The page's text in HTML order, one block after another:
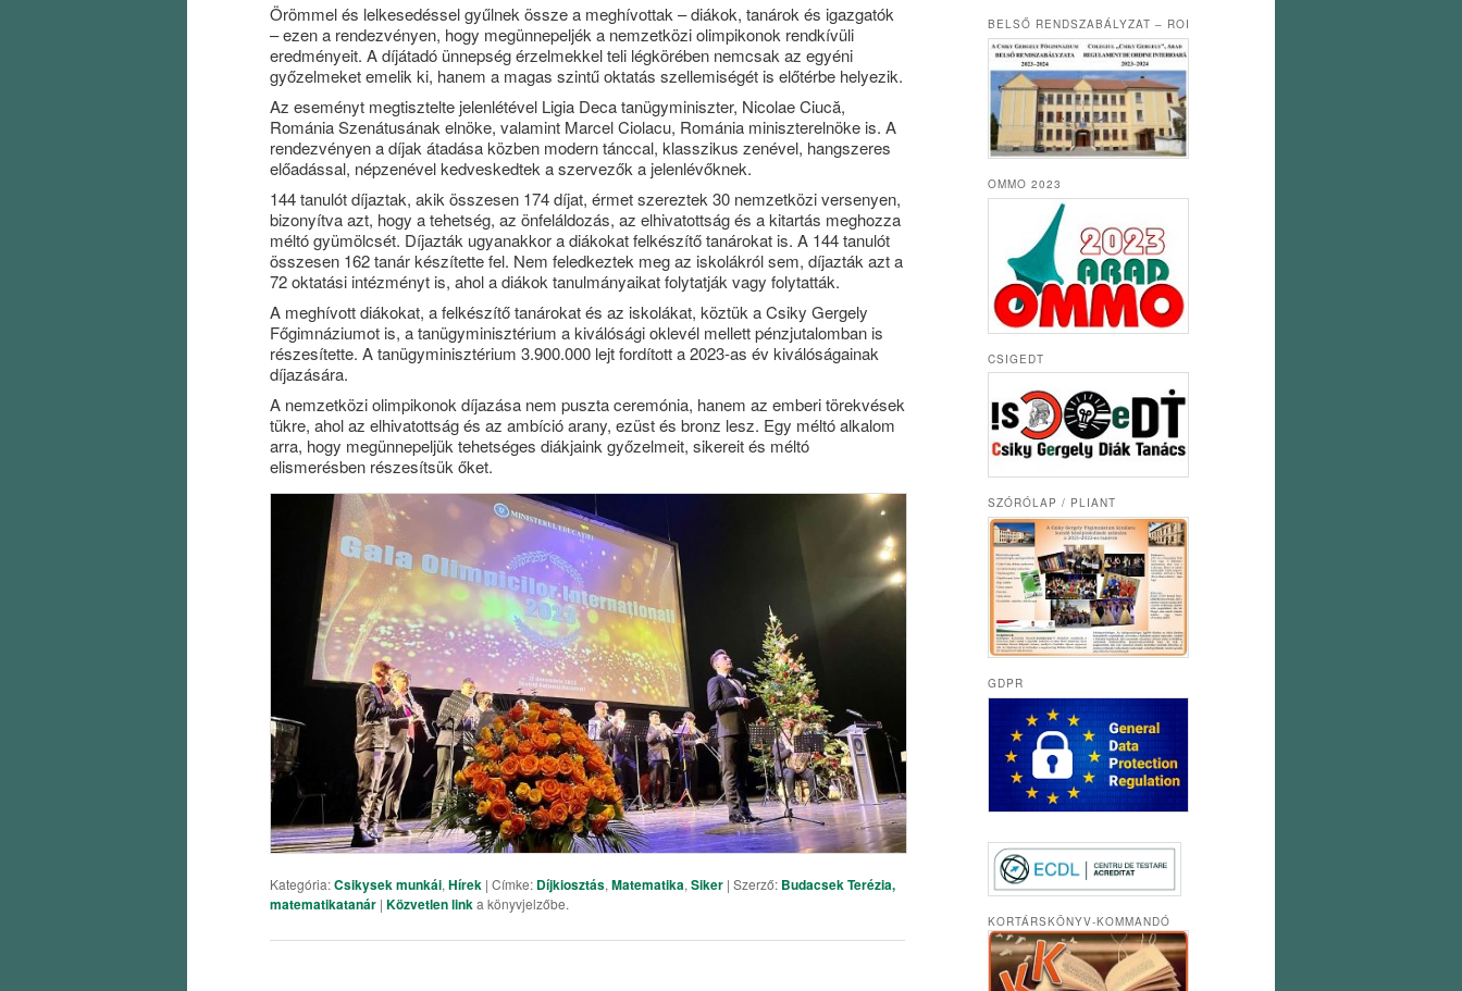
Örömmel és lelkesedéssel gyűlnek össze a meghívottak – diákok, tanárok és igazgatók
– ezen a rendezvényen, hogy megünnepeljék a nemzetközi olimpikonok rendkívüli
eredményeit. A díjátadó ünnepség érzelmekkel teli légkörében nemcsak az egyéni
győzelmeket emelik ki, hanem a magas szintű oktatás szellemiségét is előtérbe helyezik.
Az eseményt megtisztelte jelenlétével Ligia Deca tanügyminiszter, Nicolae Ciucă,
Románia Szenátusának elnöke, valamint Marcel Ciolacu, Románia miniszterelnöke is. A
rendezvényen a díjak átadása közben modern tánccal, klasszikus zenével, hangszeres
előadással, népzenével kedveskedtek a szervezők a jelenlévőknek.
144 tanulót díjaztak, akik összesen 174 díjat, érmet szereztek 30 nemzetközi versenyen,
bizonyítva azt, hogy a tehetség, az önfeláldozás, az elhivatottság és a kitartás meghozza
méltó gyümölcsét. Díjazták ugyanakkor a diákokat felkészítő tanárokat is. A 144 tanulót
összesen 162 tanár készítette fel. Nem feledkeztek meg az iskolákról sem, díjazták azt a
72 oktatási intézményt is, ahol a diákok tanulmányaikat folytatják vagy folytatták.
A meghívott diákokat, a felkészítő tanárokat és az iskolákat, köztük a Csiky Gergely
Főgimnáziumot is, a tanügyminisztérium a kiválósági oklevél mellett pénzjutalomban is
részesítette. A tanügyminisztérium 3.900.000 lejt fordított a 2023-as év kiválóságainak
díjazására.
A nemzetközi olimpikonok díjazása nem puszta ceremónia, hanem az emberi törekvések
tükre, ahol az elhivatottság és az ambíció arany, ezüst és bronz lesz. Egy méltó alkalom
arra, hogy megünnepeljük tehetséges diákjaink győzelmeit, sikereit és méltó
elismerésben részesítsük őket.
Kategória:Csikysek munkái, Hírek | Címke: Díjkiosztás, Matematika, Siker | Szerző: Budacsek Terézia,
matematikatanár | Közvetlen linka könyvjelzőbe.
BELSŐ RENDSZABÁLYZAT – ROI
OMMO 2023
CSIGEDT
SZÓRÓLAP / PLIANT
GDPR
KORTÁRSKÖNYV-KOMMANDÓ